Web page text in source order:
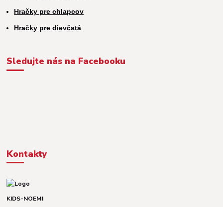
Hračky pre chlapcov
Hračky pre dievčatá
Sledujte nás na Facebooku
Kontakty
KIDS-NOEMI